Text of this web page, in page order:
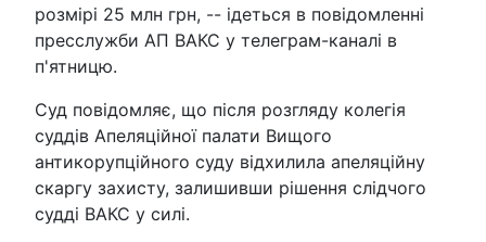
розмірі 25 млн грн, -- ідеться в повідомленні
пресслужби АП ВАКС у телеграм-каналі в
п'ятницю.
Суд повідомляє, що після розгляду колегія
суддів Апеляційної палати Вищого
антикорупційного суду відхилила апеляційну
скаргу захисту, залишивши рішення слідчого
судді ВАКС у силі.